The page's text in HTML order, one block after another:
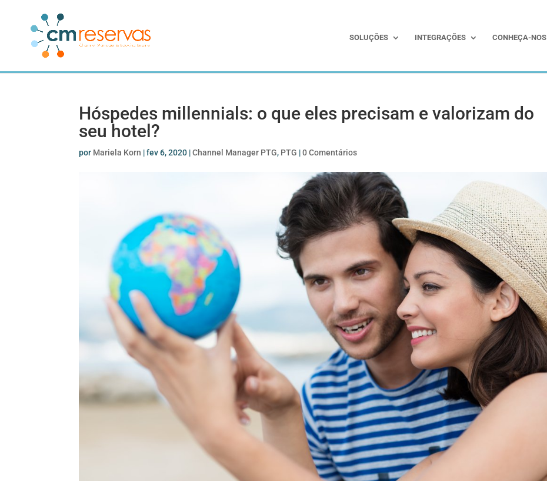
SOLUÇÕES INTEGRAÇÕES CONHEÇA-NOS
Hóspedes millennials: o que eles precisam e valorizam do
seu hotel?
por Mariela Korn |fev 6, 2020 |Channel Manager PTG, PTG |0 Comentários